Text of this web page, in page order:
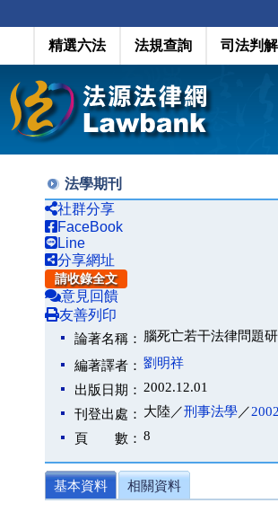
精選六法 法規查詢 司法判解
法學期刊
社群分享
FaceBook
Line
分享網址
請收錄全文
意見回饋
友善列印
論著名稱： 腦死亡若干法律問題
編著譯者： 劉明祥
出版日期： 2002.12.01
刊登出處： 大陸／刑事法學／
頁 數： 8
基本資料 相關資料